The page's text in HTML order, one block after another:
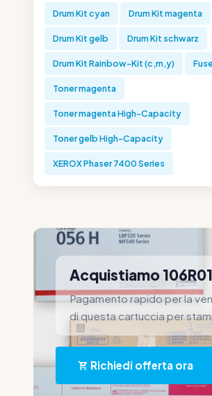
Drum Kit cyan Drum Kit magenta
Drum Kit gelb Drum Kit schwarz
Drum Kit Rainbow-Kit (c,m,y)
Toner magenta
Toner magenta High-Capacity
Toner gelb High-Capacity
XEROX Phaser 7400 Series
Acquistiamo
Pagamento rapido per la
di questa cartuccia per
Richiedi offerta ora